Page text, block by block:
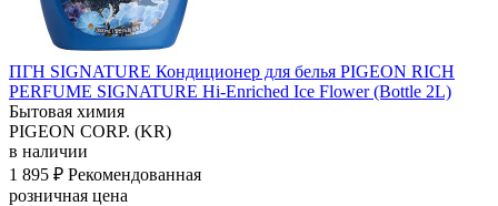
ПГН SIGNATURE Кондиционер для белья PIGEON RICH
PERFUME SIGNATURE Hi-Enriched Ice Flower (Bottle 2L)
Бытовая химия
PIGEON CORP. (KR)
в наличии
1 895 ₽ Рекомендованная
розничная цена